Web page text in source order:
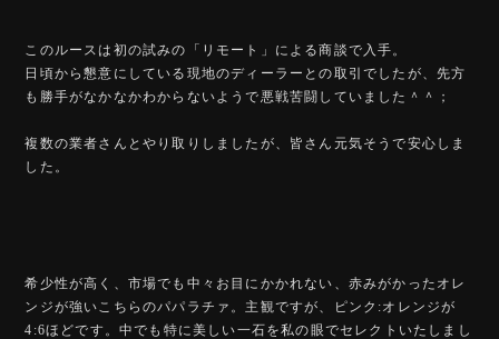
このルースは初の試みの「リモート」による商談で入手。
日頃から懇意にしている現地のディーラーとの取引でしたが、先方
も勝手がなかなかわからないようで悪戦苦闘していました＾＾；
複数の業者さんとやり取りしましたが、皆さん元気そうで安心しま
した。
希少性が高く、市場でも中々お目にかかれない、赤みがかったオレ
ンジが強いこちらのパパラチァ。主観ですが、ピンク:オレンジが
4:6ほどです。中でも特に美しい一石を私の眼でセレクトいたしまし